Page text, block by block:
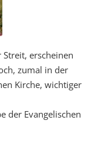
erscheinen
zumal in der
Kirche, wichtiger
der Evangelischen